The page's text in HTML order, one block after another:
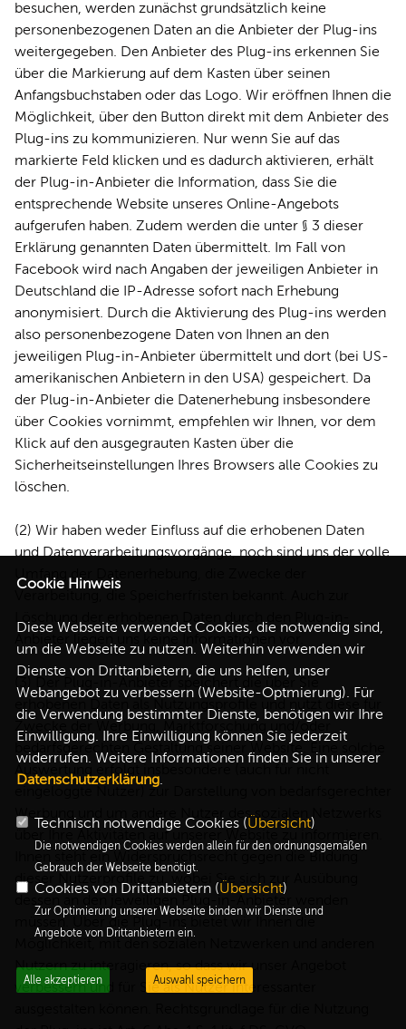
besuchen, werden zunächst grundsätzlich keine
personenbezogenen Daten an die Anbieter der Plug-ins
weitergegeben. Den Anbieter des Plug-ins erkennen Sie
über die Markierung auf dem Kasten über seinen
Anfangsbuchstaben oder das Logo. Wir eröffnen Ihnen die
Möglichkeit, über den Button direkt mit dem Anbieter des
Plug-ins zu kommunizieren. Nur wenn Sie auf das
markierte Feld klicken und es dadurch aktivieren, erhält
der Plug-in-Anbieter die Information, dass Sie die
entsprechende Website unseres Online-Angebots
aufgerufen haben. Zudem werden die unter § 3 dieser
Erklärung genannten Daten übermittelt. Im Fall von
Facebook wird nach Angaben der jeweiligen Anbieter in
Deutschland die IP-Adresse sofort nach Erhebung
anonymisiert. Durch die Aktivierung des Plug-ins werden
also personenbezogene Daten von Ihnen an den
jeweiligen Plug-in-Anbieter übermittelt und dort (bei US-
amerikanischen Anbietern in den USA) gespeichert. Da
der Plug-in-Anbieter die Datenerhebung insbesondere
über Cookies vornimmt, empfehlen wir Ihnen, vor dem
Klick auf den ausgegrauten Kasten über die
Sicherheitseinstellungen Ihres Browsers alle Cookies zu
löschen.
(2) Wir haben weder Einfluss auf die erhobenen Daten
und Datenverarbeitungsvorgänge, noch sind uns der volle
Umfang der Datenerhebung, die Zwecke der
Anbieter liegen uns keine Informationen vor.
(3) Der Plug-in-Anbieter speichert die über Sie
erhobenen Daten als Nutzungsprofile und nutzt diese für
Zwecke der Werbung, Marktforschung und/oder
bedarfsgerechten Gestaltung seiner Website. Eine solche
Auswertung erfolgt insbesondere (auch für nicht
eingeloggte Nutzer) zur Darstellung von bedarfsgerechter
Werbung und um andere Nutzer des sozialen Netzwerks
über Ihre Aktivitäten auf unserer Website zu informieren.
Ihnen steht ein Widerspruchsrecht gegen die Bildung
dieser Nutzerprofile zu, wobei Sie sich zur Ausübung
müssen. Über die Plug-ins bietet wir Ihnen die
Möglichkeit, mit den sozialen Netzwerken und anderen
Nutzern zu interagieren, so dass wir unser Angebot
verbessern und für Sie als Nutzer interessanter
Cookie Hinweis
Diese Webseite verwendet Cookies, die notwendig sind,
um die Webseite zu nutzen. Weiterhin verwenden wir
Dienste von Drittanbietern, die uns helfen, unser
Webangebot zu verbessern (Website-Optmierung). Für
die Verwendung bestimmter Dienste, benötigen wir Ihre
Einwilligung. Ihre Einwilligung können Sie jederzeit
widerrufen. Weitere Informationen finden Sie in unserer
Datenschutzerklärung.
Technisch notwendige Cookies (Übersicht)
Die notwendigen Cookies werden allein für den ordnungsgemäßen
Gebrauch der Webseite benötigt.
Cookies von Drittanbietern (Übersicht)
Zur Optimierung unserer Webseite binden wir Dienste und
Angebote von Drittanbietern ein.
Alle akzeptieren Auswahl speichern